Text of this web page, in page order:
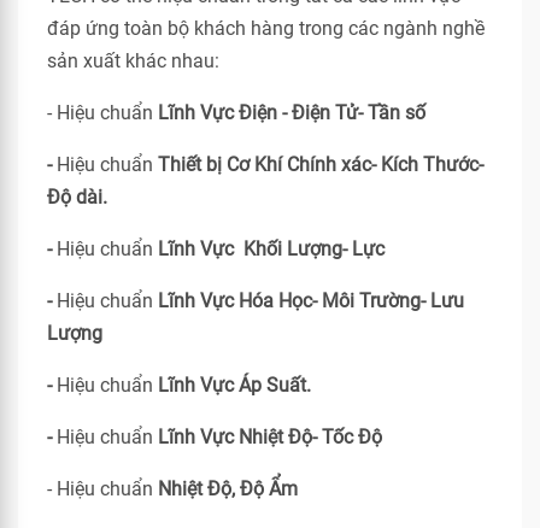
đáp ứng toàn bộ khách hàng trong các ngành nghề
sản xuất khác nhau:
- Hiệu chuẩn Lĩnh Vực Điện - Điện Tử- Tần số
- Hiệu chuẩn Thiết bị Cơ Khí Chính xác- Kích Thước-
Độ dài.
- Hiệu chuẩn Lĩnh Vực Khối Lượng- Lực
- Hiệu chuẩn Lĩnh Vực Hóa Học- Môi Trường- Lưu
Lượng
- Hiệu chuẩn Lĩnh Vực Áp Suất.
-Hiệu chuẩn Lĩnh Vực Nhiệt Độ- Tốc Độ
- Hiệu chuẩn Nhiệt Độ, Độ Ẩm